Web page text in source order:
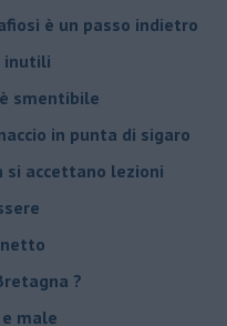
è un passo indietro
inutili
smentibile
in punta di sigaro
si accettano lezioni
?
male